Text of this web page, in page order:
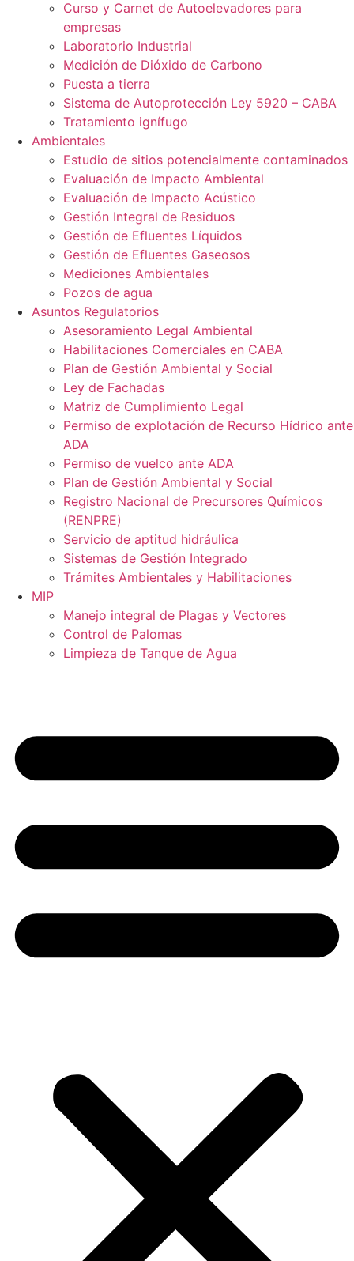
Curso y Carnet de Autoelevadores para
empresas
Laboratorio Industrial
Medición de Dióxido de Carbono
Puesta a tierra
Sistema de Autoprotección Ley 5920 – CABA
Tratamiento ignífugo
Ambientales
Estudio de sitios potencialmente contaminados
Evaluación de Impacto Ambiental
Evaluación de Impacto Acústico
Gestión Integral de Residuos
Gestión de Efluentes Líquidos
Gestión de Efluentes Gaseosos
Mediciones Ambientales
Pozos de agua
Asuntos Regulatorios
Asesoramiento Legal Ambiental
Habilitaciones Comerciales en CABA
Plan de Gestión Ambiental y Social
Ley de Fachadas
Matriz de Cumplimiento Legal
Permiso de explotación de Recurso Hídrico ante
ADA
Permiso de vuelco ante ADA
Plan de Gestión Ambiental y Social
Registro Nacional de Precursores Químicos
(RENPRE)
Servicio de aptitud hidráulica
Sistemas de Gestión Integrado
Trámites Ambientales y Habilitaciones
MIP
Manejo integral de Plagas y Vectores
Control de Palomas
Limpieza de Tanque de Agua